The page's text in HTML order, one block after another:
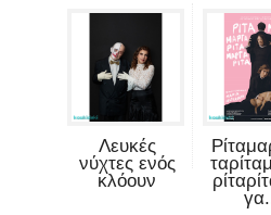
Λευκές
νύχτες ενός
κλόουν